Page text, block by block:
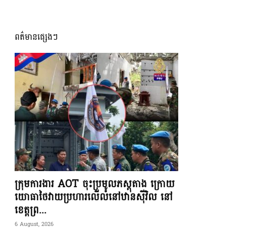
ពត៌មានផ្សេងៗ
ក្រុមការងារ AOT ចុះប្រមូលភស្តុតាង ក្រោយ
យោធាថៃវាយប្រហារលើលំនៅឋានស៊ីវិល នៅ
ខេត្តព្រ...
6 August, 2026